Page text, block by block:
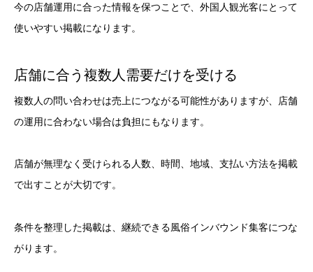
今の店舗運用に合った情報を保つことで、外国人観光客にとって
使いやすい掲載になります。
店舗に合う複数人需要だけを受ける
複数人の問い合わせは売上につながる可能性がありますが、店舗
の運用に合わない場合は負担にもなります。
店舗が無理なく受けられる人数、時間、地域、支払い方法を掲載
で出すことが大切です。
条件を整理した掲載は、継続できる風俗インバウンド集客につな
がります。